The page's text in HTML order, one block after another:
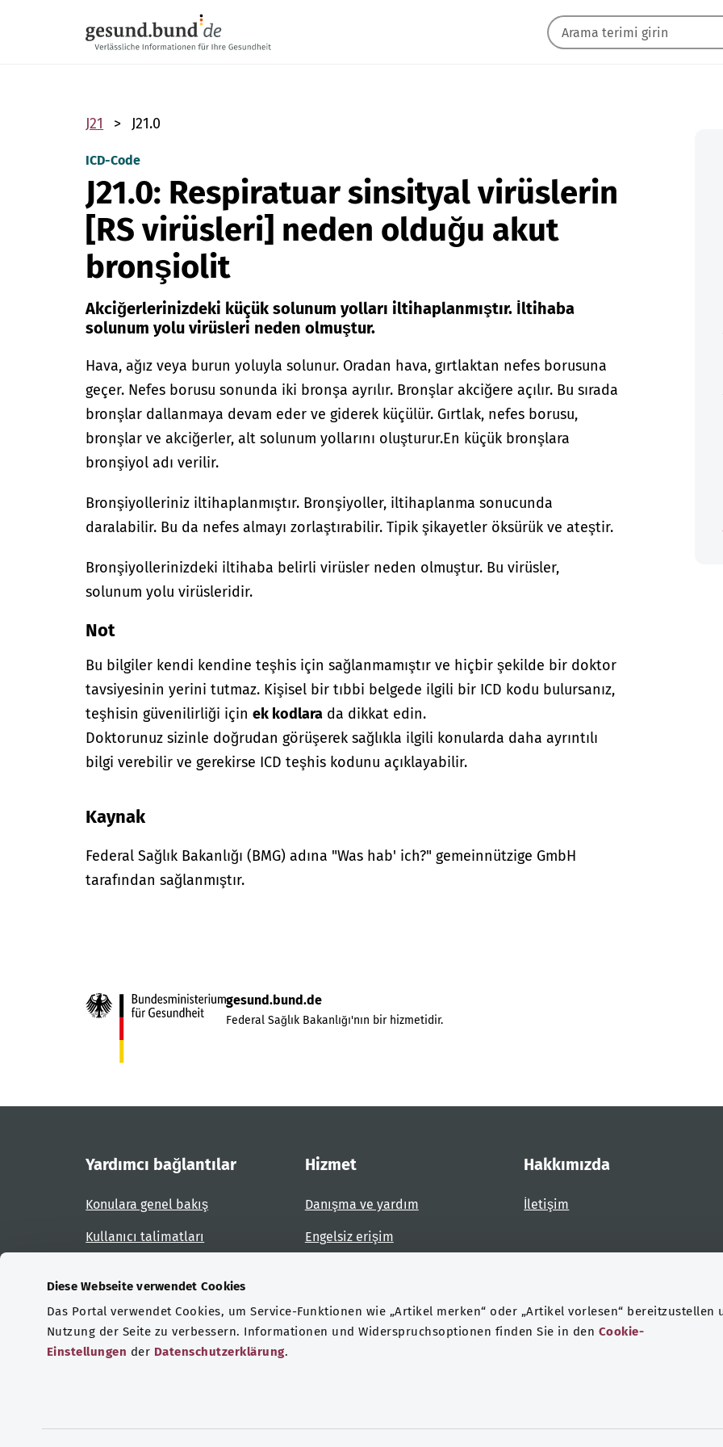
Diese Webseite verwendet Cookies
Das Portal verwendet Cookies, um Service-Funktionen wie „Artikel merken“ oder „Artikel vorlesen“ bereitzustellen
Nutzung der Seite zu verbessern. Informationen und Widerspruchsoptionen finden Sie in den Cookie-
Einstellungen der Datenschutzerklärung.
J21 J21.0
ICD-Code
J21.0: Respiratuar sinsityal virüslerin
[RS virüsleri] neden olduğu akut
bronşiolit
Akciğerlerinizdeki küçük solunum yolları iltihaplanmıştır. İltihaba
solunum yolu virüsleri neden olmuştur.
Hava, ağız veya burun yoluyla solunur. Oradan hava, gırtlaktan nefes borusuna
geçer. Nefes borusu sonunda iki bronşa ayrılır. Bronşlar akciğere açılır. Bu sırada
bronşlar dallanmaya devam eder ve giderek küçülür. Gırtlak, nefes borusu,
bronşlar ve akciğerler, alt solunum yollarını oluşturur.En küçük bronşlara
bronşiyol adı verilir.
Bronşiyolleriniz iltihaplanmıştır. Bronşiyoller, iltihaplanma sonucunda
daralabilir. Bu da nefes almayı zorlaştırabilir. Tipik şikayetler öksürük ve ateştir.
Bronşiyollerinizdeki iltihaba belirli virüsler neden olmuştur. Bu virüsler,
solunum yolu virüsleridir.
Not
Bu bilgiler kendi kendine teşhis için sağlanmamıştır ve hiçbir şekilde bir doktor
tavsiyesinin yerini tutmaz. Kişisel bir tıbbi belgede ilgili bir ICD kodu bulursanız,
teşhisin güvenilirliği içinek kodlara da dikkat edin.
Doktorunuz sizinle doğrudan görüşerek sağlıkla ilgili konularda daha ayrıntılı
bilgi verebilir ve gerekirse ICD teşhis kodunu açıklayabilir.
Kaynak
Federal Sağlık Bakanlığı (BMG) adına "Was hab' ich?" gemeinnützige GmbH
tarafından sağlanmıştır.
gesund.bund.de
Federal Sağlık Bakanlığı'nın bir hizmetidir.
Yardımcı bağlantılar
Konulara genel bakış
Kullanıcı talimatları
Hizmet
Danışma ve yardım
Engelsiz erişim
Hakkımızda
İletişim
Sertifikasyonlar